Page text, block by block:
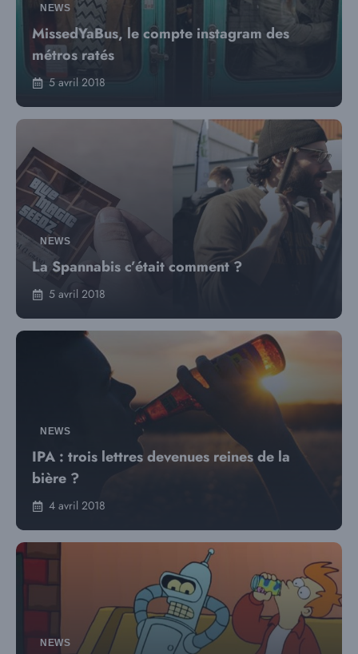
NEWS
MissedYaBus, le compte instagram des
métros ratés
5 avril 2018
NEWS
La Spannabis c’était comment ?
5 avril 2018
NEWS
IPA : trois lettres devenues reines de la
bière ?
4 avril 2018
NEWS